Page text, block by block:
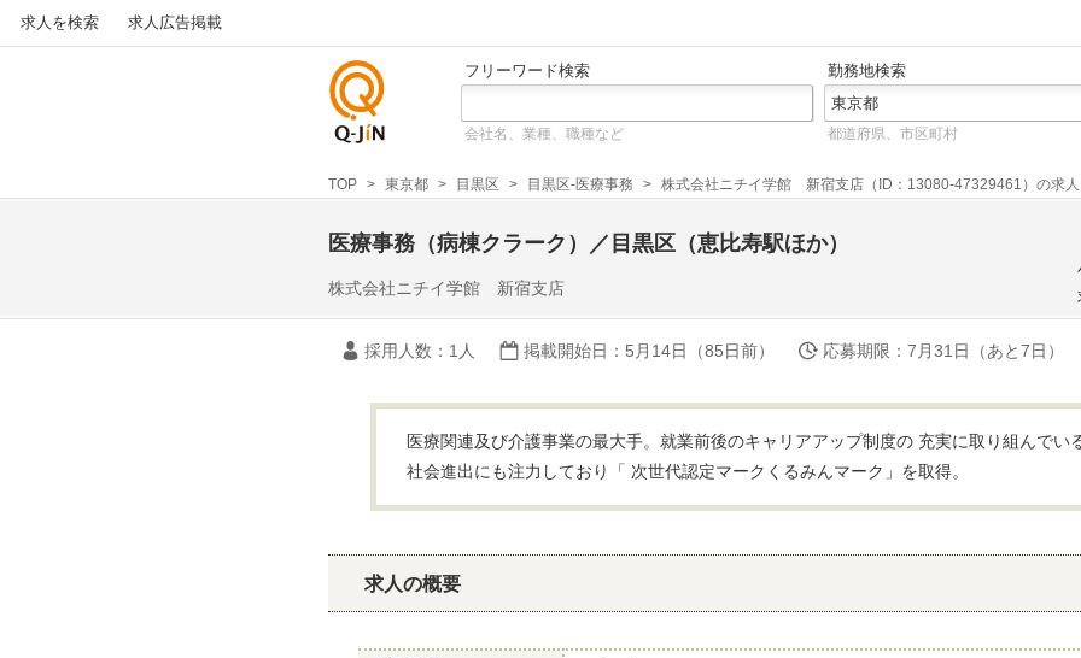
求人を検索 求人広告掲載
しの求
人サイ
フリーワード検索 勤務地検索
会社名、業種、職種など 都道府県、市区町村
TOP 東京都 目黒区 目黒区-医療事務 株式会社ニチイ学館 新宿支店（ID：13080-47329461）の求人
医療事務（病棟クラーク）／目黒区（恵比寿駅ほか）
株式会社ニチイ学館 新宿支店
採用人数 ：1人 掲載開始日 ：5月14日（85日前） 応募期限 ：7月31日（あと7日）
医療関連及び介護事業の最大手。就業前後のキャリアアップ制度の 充実に取り組んでい
社会進出にも注力しており「 次世代認定マークくるみんマーク」を取得。
求人の概要